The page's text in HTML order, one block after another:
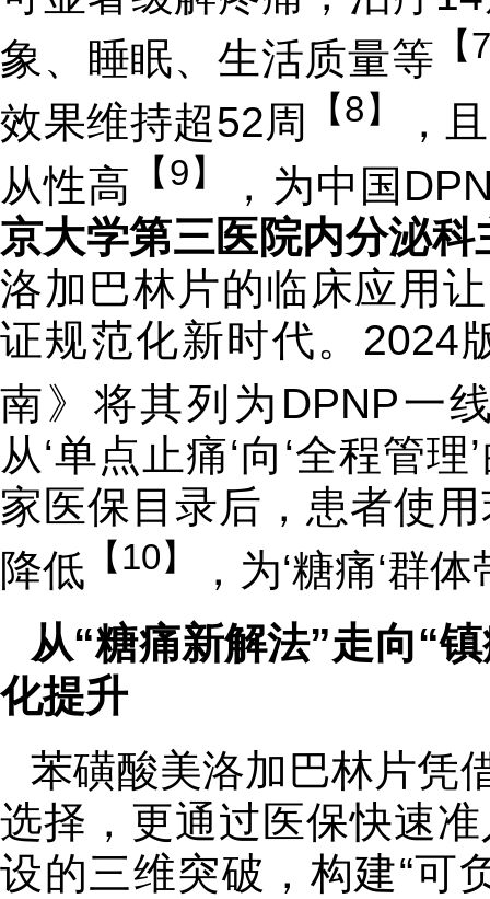
象、睡眠、生活质量等
效果维持超52周 【8】
，
从性高
【9】
，为中国
京大学第三医院内分泌
洛加巴林片的临床应用
证规范化新时代。2024
南》将其列为DPNP一
从‘单点止痛‘向‘全程管
家医保目录后，患者使
降低 【10】
，为‘糖痛‘群
从“糖痛新解法”走向“
化提升
苯磺酸美洛加巴林片凭
选择，更通过医保快速
设的三维突破，构建“可